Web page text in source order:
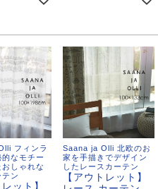
フィンラ
なモチー
しゃれな
ン
ット】
Saana ja Olli 北欧のお
家を手描きでデザイン
したレースカーテン
【アウトレット】